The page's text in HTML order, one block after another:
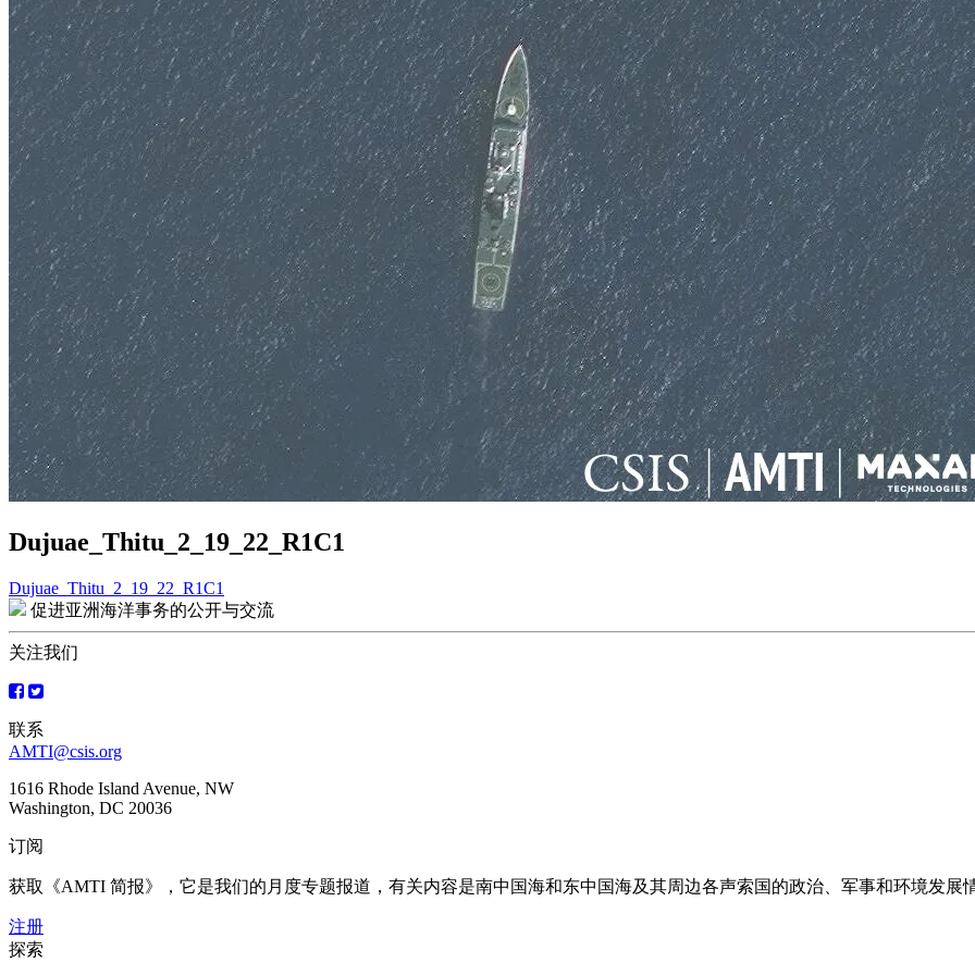
Dujuae_Thitu_2_19_22_R1C1
文
章
导
航
Dujuae_Thitu_2_19_22_R1C1
促进亚洲海洋事务的公开与交流
关注我们
联系
AMTI@csis.org
1616 Rhode Island Avenue, NW
Washington, DC 20036
订阅
获取《AMTI 简报》，它是我们的月度专题报道，有关内容是南中国海和东中国海及其周边各声索国的政治、军事和环境发展
注册
探索